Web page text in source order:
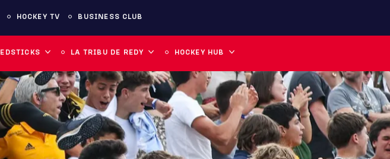
HOCKEY TV BUSINESS CLUB
LA TRIBU DE REDY HOCKEY HUB